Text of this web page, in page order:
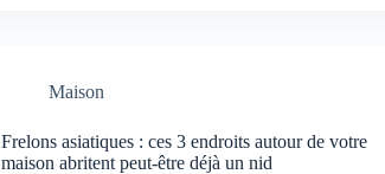
Maison
Frelons asiatiques : ces 3 endroits autour de votre
maison abritent peut-être déjà un nid